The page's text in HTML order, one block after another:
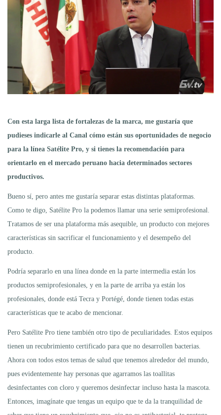
Con esta larga lista de fortalezas de la marca, me gustaría que
pudieses indicarle al Canal cómo están sus oportunidades de negocio
para la línea Satélite Pro, y si tienes la recomendación para
orientarlo en el mercado peruano hacia determinados sectores
productivos.
Bueno sí, pero antes me gustaría separar estas distintas plataformas.
Como te digo, Satélite Pro la podemos llamar una serie semiprofesional.
Tratamos de ser una plataforma más asequible, un producto con mejores
características sin sacrificar el funcionamiento y el desempeño del
producto.
Podría separarlo en una línea donde en la parte intermedia están los
productos semiprofesionales, y en la parte de arriba ya están los
profesionales, donde está Tecra y Portégé, donde tienen todas estas
características que te acabo de mencionar.
Pero Satélite Pro tiene también otro tipo de peculiaridades. Estos equipos
tienen un recubrimiento certificado para que no desarrollen bacterias.
Ahora con todos estos temas de salud que tenemos alrededor del mundo,
pues evidentemente hay personas que agarramos las toallitas
desinfectantes con cloro y queremos desinfectar incluso hasta la mascota.
Entonces, imagínate que tengas un equipo que te da la tranquilidad de